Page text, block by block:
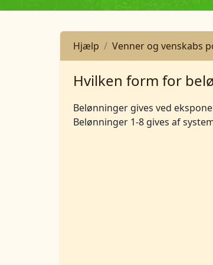
Hjælp Venner og venskabs
Hvilken form for
Belønninger gives ved
Belønninger 1-8 gives af